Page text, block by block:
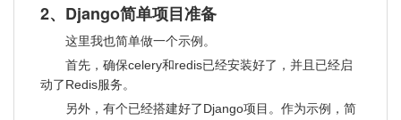
2、Django简单项目准备
这里我也简单做一个示例。
首先，确保celery和redis已经安装好了，并且已经启
动了Redis服务。
另外，有个已经搭建好了Django项目。作为示例，简